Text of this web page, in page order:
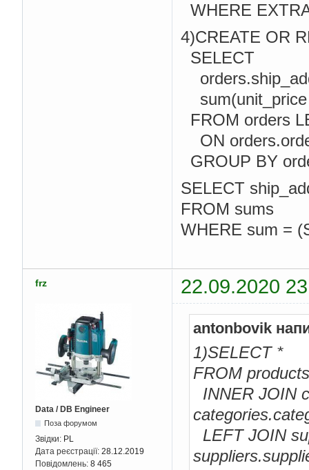
WHERE
4)CREATE OR
SELECT
sum(unit_price
FROM orders
ON
GROUP BY
SELECT
FROM sums
WHERE sum =
frz 22.09.2020
Data / DB Engineer
Поза форумом
Звідки: PL
Дата реєстрації: 28.12.2019
Повідомлень: 8 465
antonbovik
1)SELECT *
FROM products
INNER JOIN
LEFT JOIN